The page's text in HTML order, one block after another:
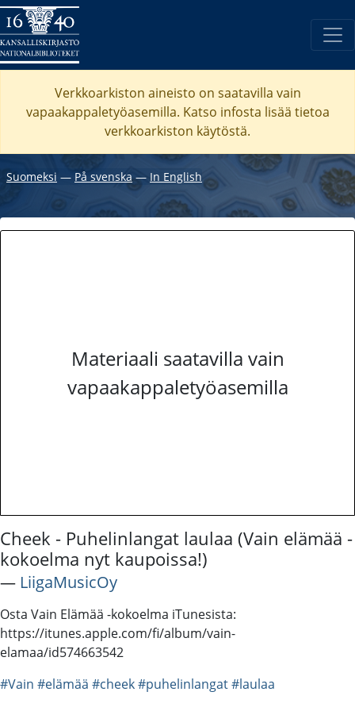
Verkkoarkiston aineisto on saatavilla vain
vapaakappaletyöasemilla. Katso infosta lisää tietoa
verkkoarkiston käytöstä.
Suomeksi ― På svenska― In English
Materiaali saatavilla vain
vapaakappaletyöasemilla
Cheek - Puhelinlangat laulaa (Vain elämää -
kokoelma nyt kaupoissa!)
― LiigaMusicOy
Osta Vain Elämää -kokoelma iTunesista:
https://itunes.apple.com/fi/album/vain-
elamaa/id574663542
#Vain #elämää #cheek#puhelinlangat#laulaa